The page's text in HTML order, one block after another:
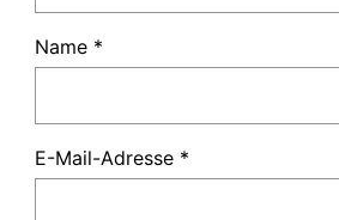
Name *
E-Mail-Adresse *